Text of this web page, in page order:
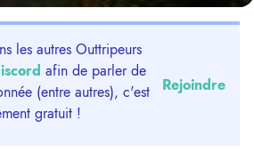
les autres Outtripeurs
afin de parler de
(entre autres), c'est
gratuit !
Rejoindre